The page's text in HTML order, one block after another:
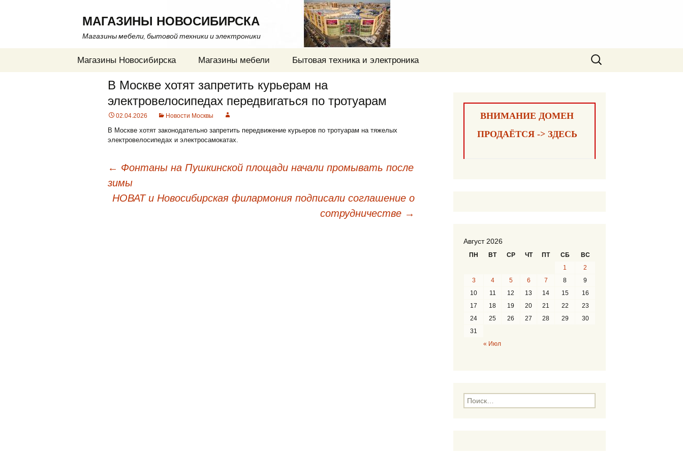
МАГАЗИНЫ НОВОСИБИРСКА
Магазины мебели, бытовой техники и электроники
содержимому
Магазины Новосибирска Магазины мебели Бытовая техника и электроника
Найти:
В Москве хотят запретить курьерам на
электровелосипедах передвигаться по тротуарам
02.04.2026 Новости Москвы
В Москве хотят законодательно запретить передвижение курьеров по тротуарам на тяжелых
электровелосипедах и электросамокатах.
← Фонтаны на Пушкинской площади начали промывать после
зимы
НОВАТ и Новосибирская филармония подписали соглашение о
сотрудничестве →
ВНИМАНИЕ ДОМЕН
ПРОДАЁТСЯ -> ЗДЕСЬ
Август 2026
ПН ВТ СР ЧТ ПТ СБ ВС
« Июл
1
2
3
4 5 6 7 8
9
10
11 12 13 14 15
16
17
18 19 20 21 22
23
24
25 26 27 28 29
30
31
Н
а